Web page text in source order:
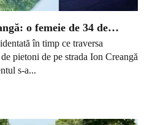
o femeie de 34 de…
în timp ce traversa
pietoni de pe strada Ion Creangă
s-a...